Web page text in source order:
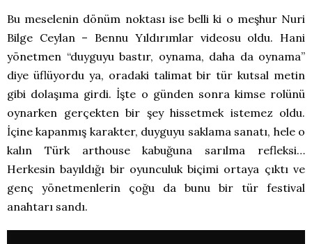
Bu meselenin dönüm noktası ise belli ki o meşhur Nuri
Bilge Ceylan – Bennu Yıldırımlar videosu oldu. Hani
yönetmen “duyguyu bastır, oynama, daha da oynama”
diye üflüyordu ya, oradaki talimat bir tür kutsal metin
gibi dolaşıma girdi. İşte o günden sonra kimse rolünü
oynarken gerçekten bir şey hissetmek istemez oldu.
İçine kapanmış karakter, duyguyu saklama sanatı, hele o
kalın Türk arthouse kabuğuna sarılma refleksi…
Herkesin bayıldığı bir oyunculuk biçimi ortaya çıktı ve
genç yönetmenlerin çoğu da bunu bir tür festival
anahtarı sandı.